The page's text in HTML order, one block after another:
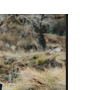
cookie-
eta